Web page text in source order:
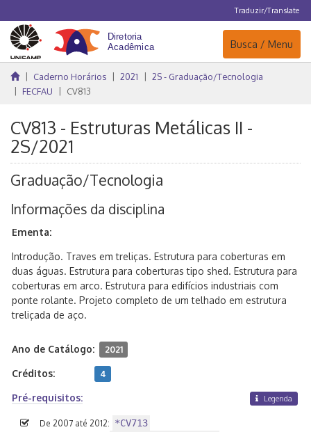
Traduzir/Translate
Navegação
Busca / Menu
Caderno Horários 2021
2S - Graduação/Tecnologia
FECFAU
CV813
CV813 - Estruturas Metálicas II -
2S/2021
Graduação/Tecnologia
Informações da disciplina
Ementa:
Introdução. Traves em treliças. Estrutura para coberturas em
duas águas. Estrutura para coberturas tipo shed. Estrutura para
coberturas em arco. Estrutura para edifícios industriais com
ponte rolante. Projeto completo de um telhado em estrutura
treliçada de aço.
Ano de Catálogo: 2021
Créditos: 4
Pré-requisitos: Legenda
De 2007 até 2012: *CV713